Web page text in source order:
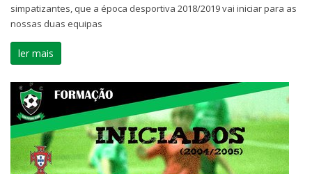
simpatizantes, que a época desportiva 2018/2019 vai iniciar para as
nossas duas equipas
ler mais